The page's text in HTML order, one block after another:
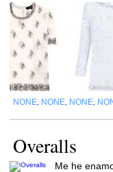
NONE NONE NONE
Overalls
Me he